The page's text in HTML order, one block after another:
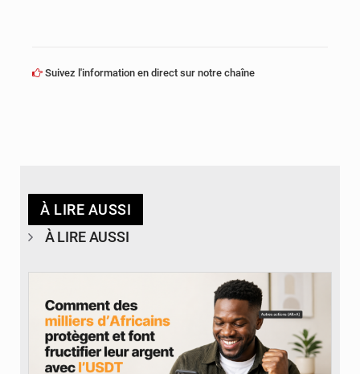
Suivez l'information en direct sur notre chaîne
À LIRE AUSSI
À LIRE AUSSI